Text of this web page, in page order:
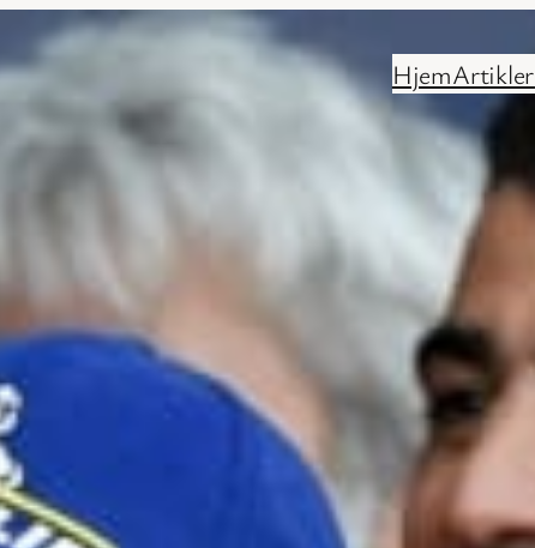
HjemArtikler